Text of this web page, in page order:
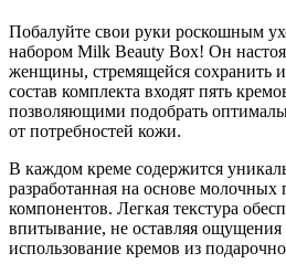
Побалуйте свои руки роскошным
набором Milk Beauty Box! Он
женщины, стремящейся сохранить
состав комплекта входят пять
позволяющими подобрать
от потребностей кожи.
В каждом креме содержится
разработанная на основе
компонентов. Легкая текстура
впитывание, не оставляя ощущения
использование кремов из